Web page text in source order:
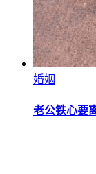
婚姻
老公铁心要